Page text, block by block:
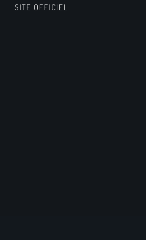
SITE OFFICIEL